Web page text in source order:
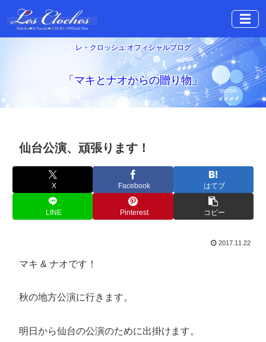
☰
レ・クロッシュ オフィシャルブログ
「マキとナオからの贈り物」
仙台公演、頑張ります！
X Facebook はてブ
LINE Pinterest コピー
2017.11.22
マキ & ナオです！
秋の地方公演に行きます。
明日から仙台の公演のために出掛けます。